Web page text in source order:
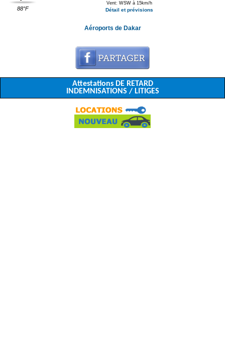
88°F
Vent: WSW à 15km/h
Détail et prévisions
Aéroports de Dakar
Attestations DE RETARD
INDEMNISATIONS / LITIGES